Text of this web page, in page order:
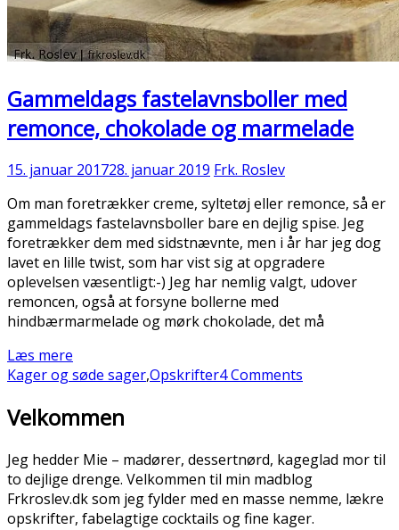
Gammeldags fastelavnsboller med
remonce, chokolade og marmelade
15. januar 201728. januar 2019 Frk. Roslev
Om man foretrækker creme, syltetøj eller remonce, så er
gammeldags fastelavnsboller bare en dejlig spise. Jeg
foretrækker dem med sidstnævnte, men i år har jeg dog
lavet en lille twist, som har vist sig at opgradere
oplevelsen væsentligt:-) Jeg har nemlig valgt, udover
remoncen, også at forsyne bollerne med
hindbærmarmelade og mørk chokolade, det må
Læs mere
Kager og søde sager,Opskrifter4 Comments
Velkommen
Jeg hedder Mie – madører, dessertnørd, kageglad mor til
to dejlige drenge. Velkommen til min madblog
Frkroslev.dk som jeg fylder med en masse nemme, lækre
opskrifter, fabelagtige cocktails og fine kager.